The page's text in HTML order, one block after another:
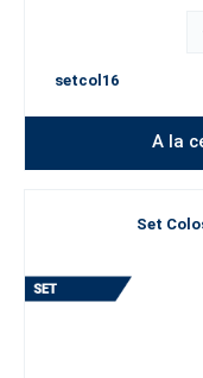
setcol16
A la
Set